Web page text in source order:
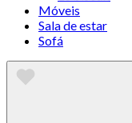
Móveis
Sala de estar
Sofá